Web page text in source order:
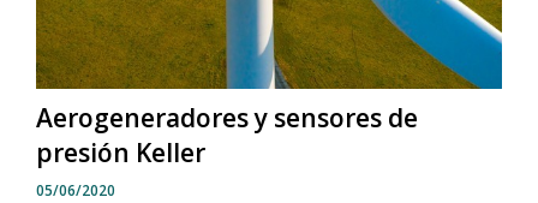
Aerogeneradores y sensores de
presión Keller
05/06/2020